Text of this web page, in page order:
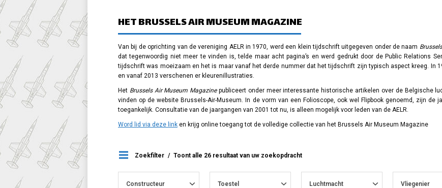
HET BRUSSELS AIR MUSEUM MAGAZINE
Van bij de oprichting van de vereniging AELR in 1970, werd een klein tijdschrift uitgegeven onder de naam
dat tegenwoordig niet meer te vinden is, telde maar acht pagina’s en werd gedrukt door de Public Relations
tijdschrift was moeizaam en het is maar vanaf het derde nummer dat het tijdschrift zijn typisch aspect kreeg. In
en vanaf 2013 verschenen er kleurenillustraties.
Het Brussels Air Museum Magazinepubliceert onder meer interessante historische artikelen over de Belgische
vinden op de website Brussels-Air-Museum. In de vorm van een Folioscope, ook wel Flipbook genoemd, zijn de
toegankelijk. Consultatie van de jaargangen van 2001 tot nu, is alleen mogelijk voor leden van de AELR.
Word lid via deze link en krijg online toegang tot de volledige collectie van het Brussels Air Museum Magazine
Zoekfilter Toont alle 26 resultaat van uw zoekopdracht
Constructeur Toestel Luchtmacht Vliegenier